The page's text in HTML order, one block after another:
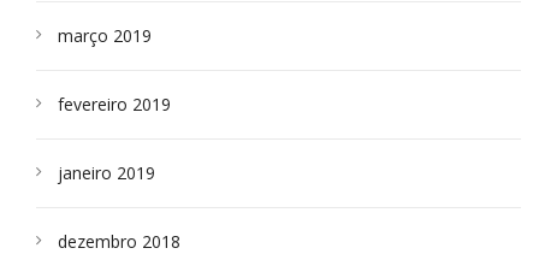
março 2019
fevereiro 2019
janeiro 2019
dezembro 2018